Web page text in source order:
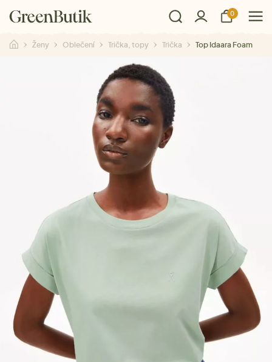
0
Ženy Oblečení Trička, topy Trička Top Idaara Foam